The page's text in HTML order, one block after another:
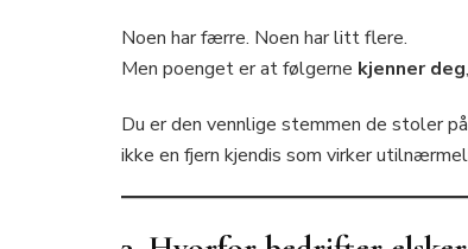
Noen har færre. Noen har litt flere.
Men poenget er at følgerne kjenner deg
Du er den vennlige stemmen de stoler
ikke en fjern kjendis som virker